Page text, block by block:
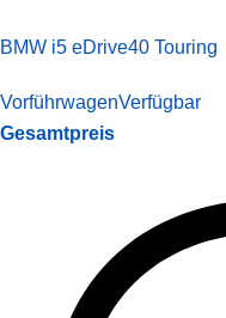
BMW i5 eDrive40 Touring
VorführwagenVerfügbar
Gesamtpreis